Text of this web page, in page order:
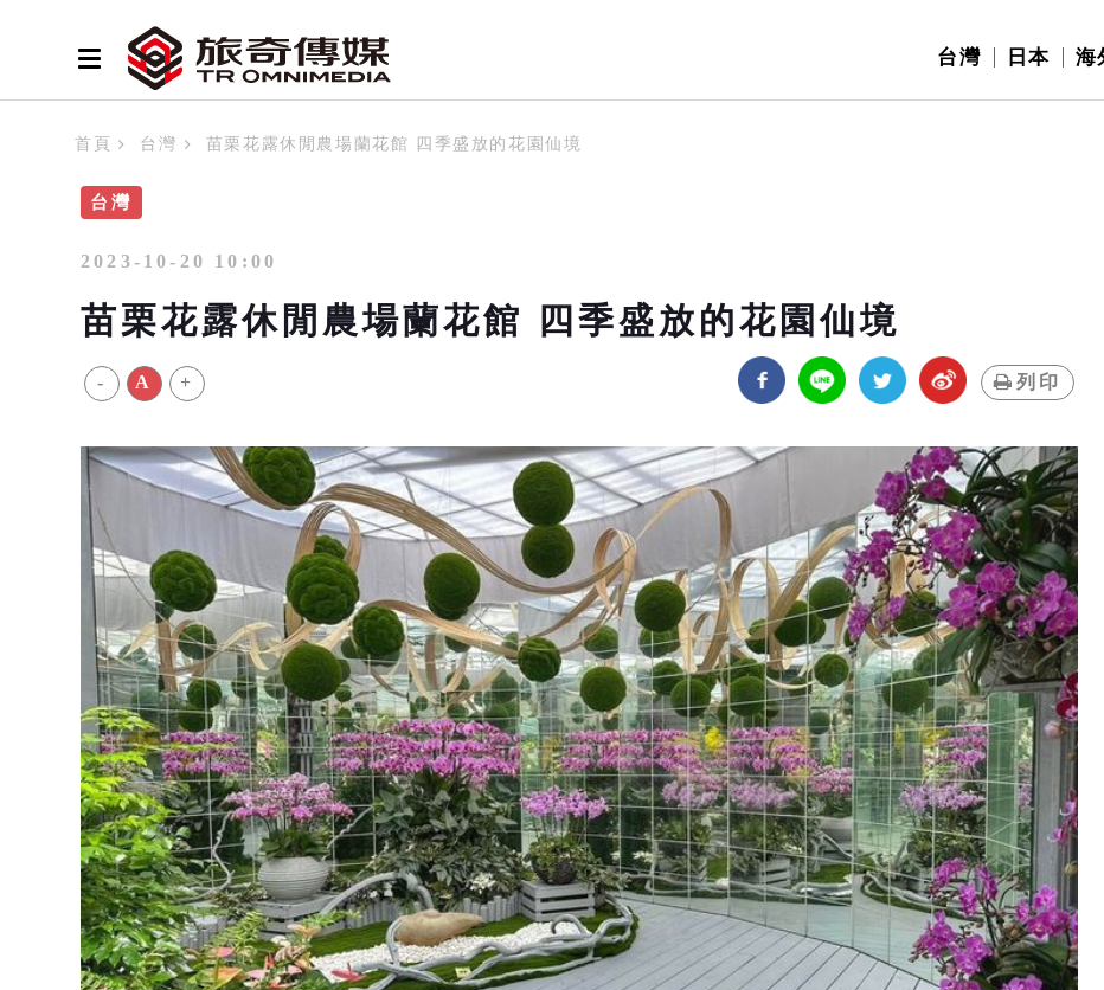
台灣 日本 海
首頁 台灣 苗栗花露休閒農場蘭花館 四季盛放的花園仙境
台灣
2023-10-20 10:00
苗栗花露休閒農場蘭花館 四季盛放的花園仙境
- A + 列印